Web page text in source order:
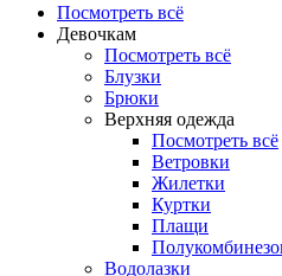
Посмотреть всё
Девочкам
Посмотреть всё
Блузки
Брюки
Верхняя одежда
Посмотреть всё
Ветровки
Жилетки
Куртки
Плащи
Водолазки